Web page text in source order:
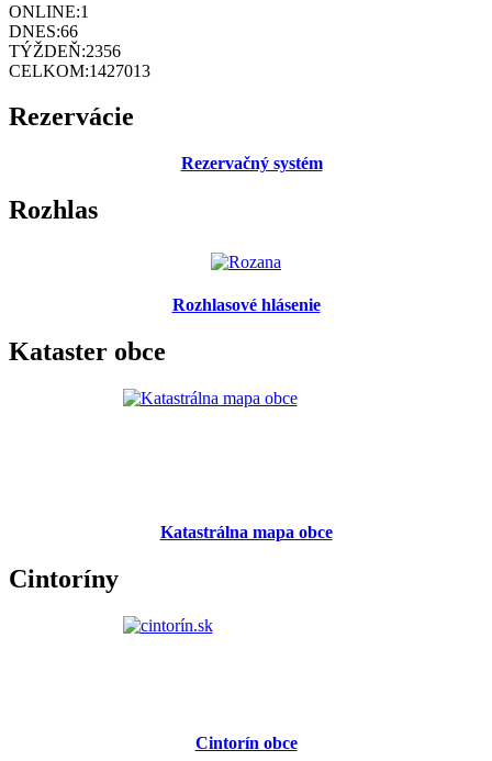
ONLINE:1
DNES:66
TÝŽDEŇ:2356
CELKOM:1427013
Rezervácie
Rezervačný systém
Rozhlas
Rozhlasové hlásenie
Kataster obce
Katastrálna mapa obce
Cintoríny
Cintorín obce